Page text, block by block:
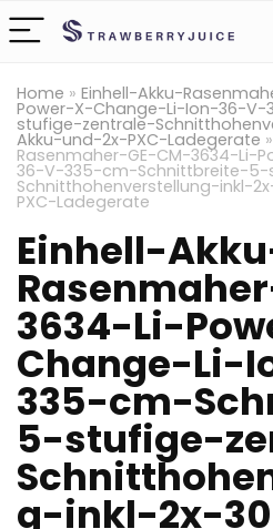
Home » Einhell-Akku-
Power-X-Change-Li-Ion-36-
stufige-zentrale-
Akku-und-2x-PXC-Ladegerate »
Rasenmaher-GE-CM-3634-Li-
36-V-335-cm-Schnittbreite-
Schnitthohenverstellung-inkl-
PXC-Ladegerate
Einhell-
3634-Li-
Change-Li-
335-cm-
5-stufige-
g-inkl-2x-